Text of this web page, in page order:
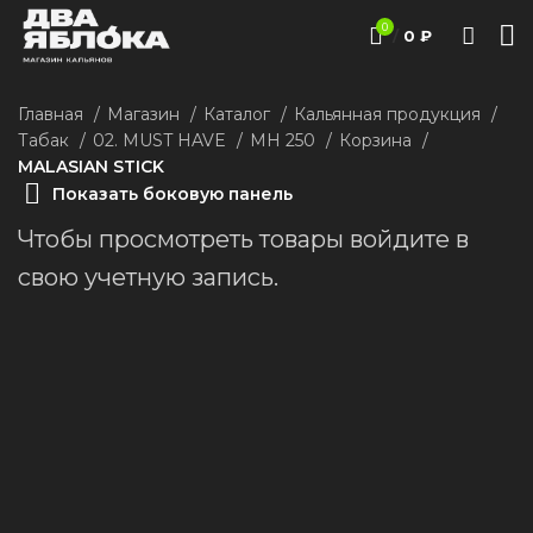
0 / 0 ₽
Главная Магазин Каталог
Кальянная продукция
Табак
02. MUST HAVE MH 250
Корзина
MALASIAN STICK
Показать боковую панель
Чтобы просмотреть товары войдите в
свою учетную запись.